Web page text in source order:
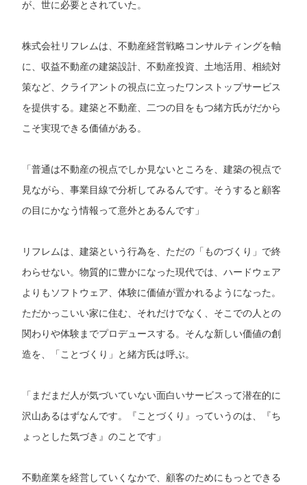
が、世に必要とされていた。
株式会社リフレムは、不動産経営戦略コンサルティングを軸
に、収益不動産の建築設計、不動産投資、土地活用、相続対
策など、クライアントの視点に立ったワンストップサービス
を提供する。建築と不動産、二つの目をもつ緒方氏がだから
こそ実現できる価値がある。
「普通は不動産の視点でしか見ないところを、建築の視点で
見ながら、事業目線で分析してみるんです。そうすると顧客
の目にかなう情報って意外とあるんです」
リフレムは、建築という行為を、ただの「ものづくり」で終
わらせない。物質的に豊かになった現代では、ハードウェア
よりもソフトウェア、体験に価値が置かれるようになった。
ただかっこいい家に住む、それだけでなく、そこでの人との
関わりや体験までプロデュースする。そんな新しい価値の創
造を、「ことづくり」と緒方氏は呼ぶ。
「まだまだ人が気づいていない面白いサービスって潜在的に
沢山あるはずなんです。『ことづくり』っていうのは、『ち
ょっとした気づき』のことです」
不動産業を経営していくなかで、顧客のためにもっとできる